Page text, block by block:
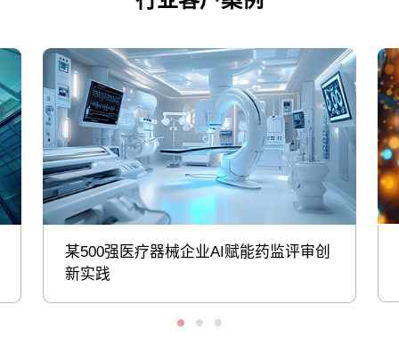
某500强医疗器械企业AI赋能药监评审创
新实践